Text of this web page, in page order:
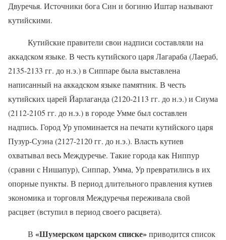
Двуречья. Источники бога Син и богиню Иштар называют
кутийскими.
Кутийские правители свои надписи составляли на
аккадском языке. В честь кутийского царя Лагараба (Лаераб,
2135-2133 гг. до н.э.) в Сиппаре была выставлена
написанный на аккадском языке памятник. В честь
кутийских царей Йарлаганда (2120-2113 гг. до н.э.) и Сиума
(2112-2105 гг. до н.э.) в городе Умме был составлен
надпись. Город Ур упоминается на печати кутийского царя
Пузур-Суэна (2127-2120 гг. до н.э.). Власть кутиев
охватывал весь Междуречье. Такие города как Ниппур
(сравни с Нишапур), Сиппар, Умма, Ур превратились в их
опорные пункты. В период длительного правления кутиев
экономика и торговля Междуречья переживала свой
расцвет (вступил в период своего расцвета).
В «Шумерском царском списке»приводится список